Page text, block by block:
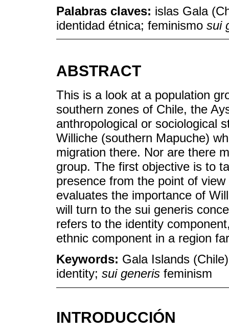
Palabras claves: islas Gala
identidad étnica; feminismo sui
ABSTRACT
This is a look at a population
southern zones of Chile, the
anthropological or sociological
Williche (southern Mapuche)
migration there. Nor are there
group. The first objective is to
presence from the point of
evaluates the importance of
will turn to the sui generis
refers to the identity
ethnic component in a region
Keywords: Gala Islands
identity; sui generis feminism
INTRODUCCIÓN